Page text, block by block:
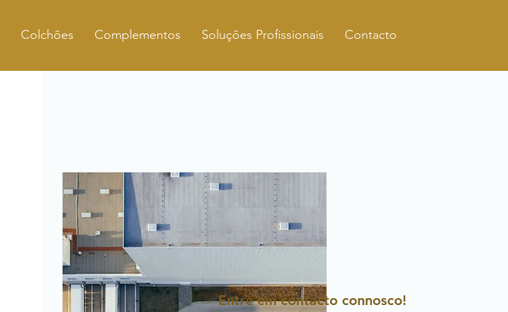
Colchões Complementos Soluções Profissionais Contacto
Entre em contacto connosco!